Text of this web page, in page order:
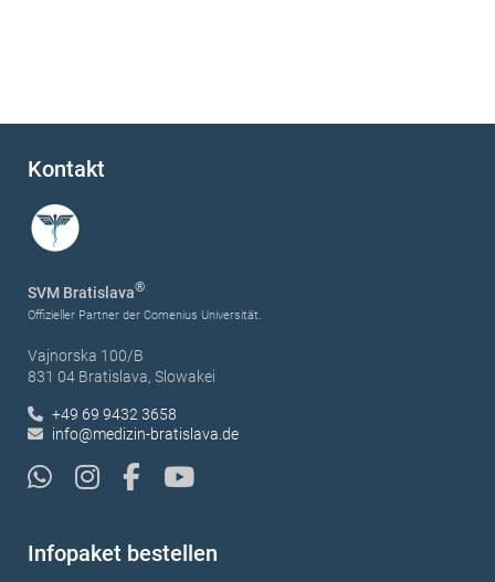
Kontakt
SVM Bratislava®
Offizieller Partner der Comenius Universität.
Vajnorska 100/B
831 04 Bratislava, Slowakei
+49 69 9432 3658
info@medizin-bratislava.de
Infopaket bestellen